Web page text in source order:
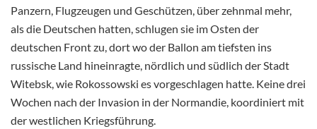
Panzern, Flugzeugen und Geschützen, über zehnmal mehr,
als die Deutschen hatten, schlugen sie im Osten der
deutschen Front zu, dort wo der Ballon am tiefsten ins
russische Land hineinragte, nördlich und südlich der Stadt
Witebsk, wie Rokossowski es vorgeschlagen hatte. Keine drei
Wochen nach der Invasion in der Normandie, koordiniert mit
der westlichen Kriegsführung.